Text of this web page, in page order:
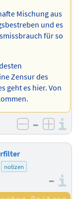
Mischung aus
und es
für so
Zensur des
geht es hier. Von
negativ
–
notizen
–